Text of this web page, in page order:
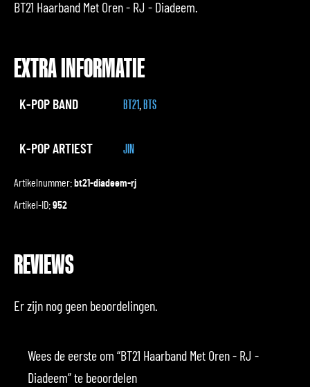
BT21 Haarband Met Oren - RJ - Diadeem.
EXTRA INFORMATIE
K-POP BAND BT21, BTS
K-POP ARTIEST JIN
Artikelnummer: bt21-diadeem-rj
Artikel-ID:952
REVIEWS
Er zijn nog geen beoordelingen.
Wees de eerste om “BT21 Haarband Met Oren - RJ -
Diadeem” te beoordelen